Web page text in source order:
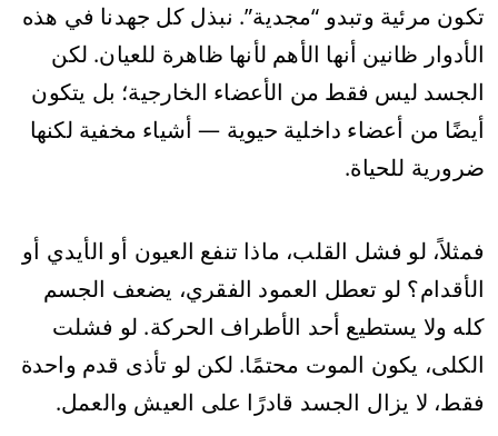
تكون مرئية وتبدو “مجدية”. نبذل كل جهدنا في هذه
الأدوار ظانين أنها الأهم لأنها ظاهرة للعيان. لكن
الجسد ليس فقط من الأعضاء الخارجية؛ بل يتكون
أيضًا من أعضاء داخلية حيوية — أشياء مخفية لكنها
ضرورية للحياة.
فمثلاً، لو فشل القلب، ماذا تنفع العيون أو الأيدي أو
الأقدام؟ لو تعطل العمود الفقري، يضعف الجسم
كله ولا يستطيع أحد الأطراف الحركة. لو فشلت
الكلى، يكون الموت محتمًا. لكن لو تأذى قدم واحدة
فقط، لا يزال الجسد قادرًا على العيش والعمل.